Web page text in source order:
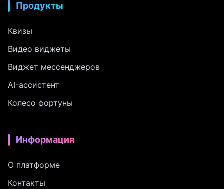
Продукты
Квизы
Видео виджеты
Виджет мессенджеров
AI-ассистент
Колесо фортуны
Информация
О платформе
Контакты